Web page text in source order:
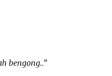
bengong..”